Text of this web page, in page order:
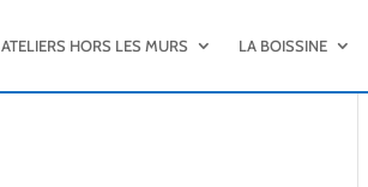
ATELIERS HORS LES MURS LA BOISSINE